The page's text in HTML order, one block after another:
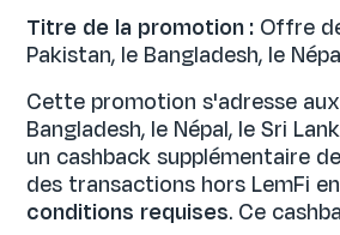
Titre de la promotion : Offre
Pakistan, le Bangladesh, le
Cette promotion s'adresse
Bangladesh, le Népal, le Sri
un cashback supplémentaire
des transactions hors LemFi
conditions requises. Ce